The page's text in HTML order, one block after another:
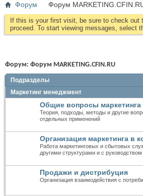
Форум Форум
If this is your first visit, be sure to check out
proceed. To start viewing messages, select
Форум: Форум MARKETING.CFIN.RU
Подразделы
Маркетинг менеджмент
Общие вопросы маркетинга
Теория, подходы, методы и другие
отдельных применений
Организация маркетинга в
Работа маркетинговых и сбытовых
другими структурами и с руководством
Продажи и дистрибуция
Организация взаимодействия с